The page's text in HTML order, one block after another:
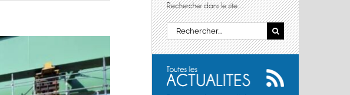
Rechercher dans le site…
Rechercher: